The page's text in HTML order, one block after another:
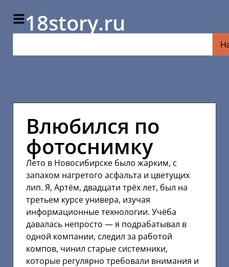
18story.ru
Влюбился по
фотоснимку
Лето в Новосибирске было жарким, с
запахом нагретого асфальта и цветущих
лип. Я, Артём, двадцати трёх лет, был на
третьем курсе универа, изучая
информационные технологии. Учёба
давалась непросто — я подрабатывал в
одной компании, следил за работой
компов, чинил старые системники,
которые регулярно требовали внимания и